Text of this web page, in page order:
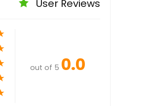
User Reviews
0.0
out of 5